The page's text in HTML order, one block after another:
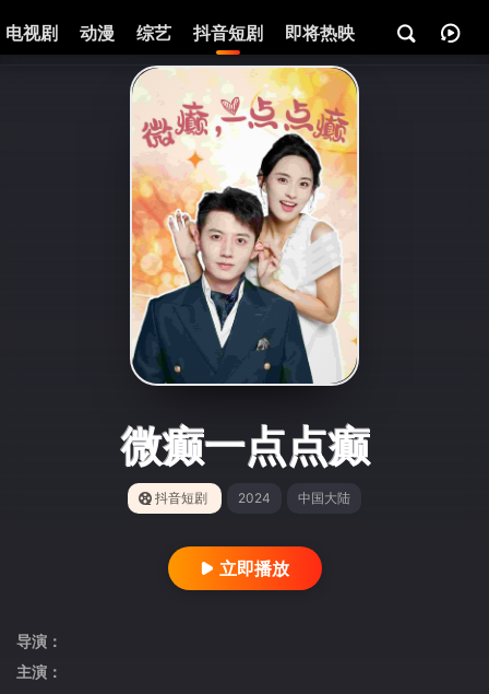
电视剧 动漫 综艺 抖音短剧 即将热映 资讯
微癫一点点癫
抖音短剧 2024 中国大陆
立即播放
导演：
主演：